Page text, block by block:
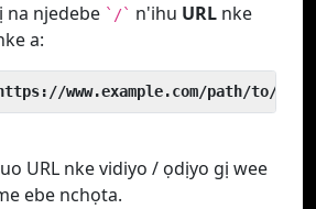
na njedebe `/` n'ihu URL nke
a:
www.example.com/path/to/
URL nke vidiyo / ọdịyo gị wee
ebe nchọta.